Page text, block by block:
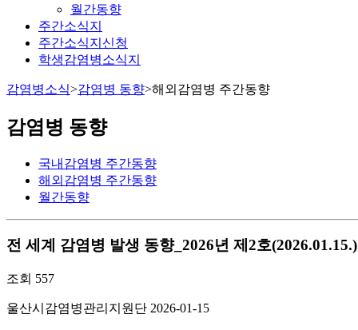
월간동향
주간소식지
주간소식지신청
학생감염병소식지
감염병소식>감염병 동향>해외감염병 주간동향
감염병 동향
국내감염병 주간동향
해외감염병 주간동향
월간동향
전 세계 감염병 발생 동향_2026년 제2호(2026.01.15.)
조회 557
울산시감염병관리지원단 2026-01-15